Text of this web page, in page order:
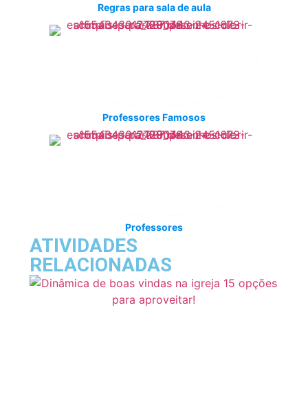
Regras para sala de aula
Professores Famosos
Professores
ATIVIDADES
RELACIONADAS